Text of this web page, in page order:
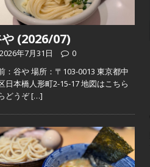
(2026/07)
2026年7月31日
0
：谷や 場所：〒103-0013 東京都中
日本橋人形町2-15-17 地図はこちら
どうぞ[…]